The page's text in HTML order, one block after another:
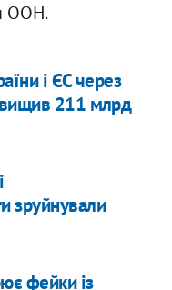
ООН.
і ЄС через
211 млрд
зруйнували
фейки із